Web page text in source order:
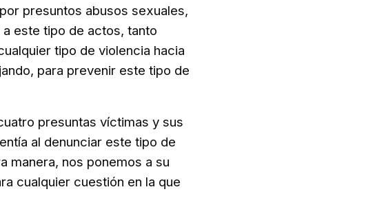
presuntos abusos sexuales,
este tipo de actos, tanto
tipo de violencia hacia
para prevenir este tipo de
presuntas víctimas y sus
al denunciar este tipo de
manera, nos ponemos a su
cualquier cuestión en la que